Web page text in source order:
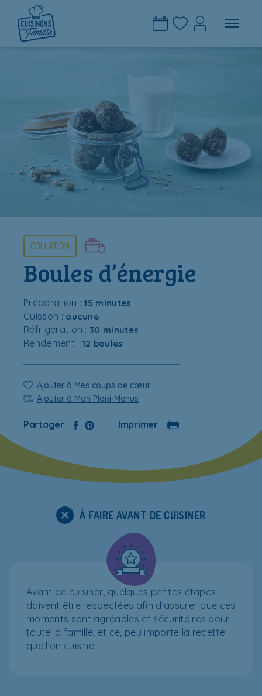
COLLATION
Boules d’énergie
Préparation : 15 minutes
Cuisson : aucune
Réfrigération : 30 minutes
Rendement : 12 boules
Ajouter à Mes coups de cœur
Ajouter à Mon Plani-Menus
Partager Imprimer
À FAIRE AVANT DE CUISINER
Avant de cuisiner, quelques petites étapes
doivent être respectées afin d’assurer que ces
moments sont agréables et sécuritaires pour
toute la famille, et ce, peu importe la recette
que l'on cuisine!